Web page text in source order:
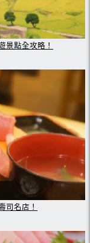
景點全攻略！
司名店！